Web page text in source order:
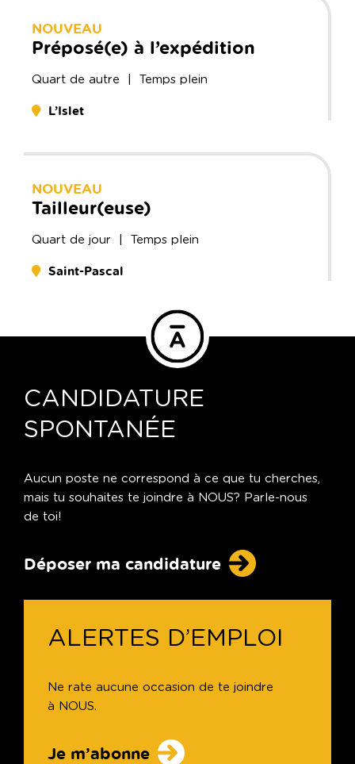
NOUVEAU
Préposé(e) à l’expédition
Quart de autre | Temps plein
L’Islet
NOUVEAU
Tailleur(euse)
Quart de jour | Temps plein
Saint-Pascal
CANDIDATURE
SPONTANÉE
Aucun poste ne correspond à ce que tu cherches,
mais tu souhaites te joindre à NOUS? Parle-nous
de toi!
Déposer ma candidature
ALERTES D’EMPLOI
Ne rate aucune occasion de te joindre
à NOUS.
Je m’abonne